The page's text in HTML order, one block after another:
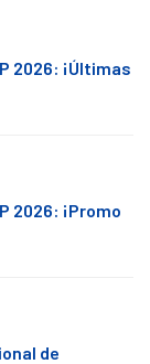
2026: ¡Últimas
2026: ¡Promo
de